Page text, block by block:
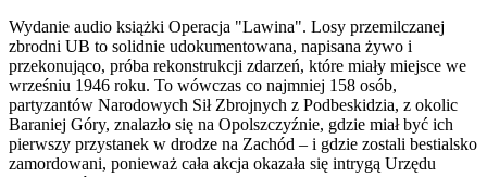
Wydanie audio książki Operacja "Lawina". Losy przemilczanej
zbrodni UB to solidnie udokumentowana, napisana żywo i
przekonująco, próba rekonstrukcji zdarzeń, które miały miejsce we
wrześniu 1946 roku. To wówczas co najmniej 158 osób,
partyzantów Narodowych Sił Zbrojnych z Podbeskidzia, z okolic
Baraniej Góry, znalazło się na Opolszczyźnie, gdzie miał być ich
pierwszy przystanek w drodze na Zachód – i gdzie zostali bestialsko
zamordowani, ponieważ cała akcja okazała się intrygą Urzędu